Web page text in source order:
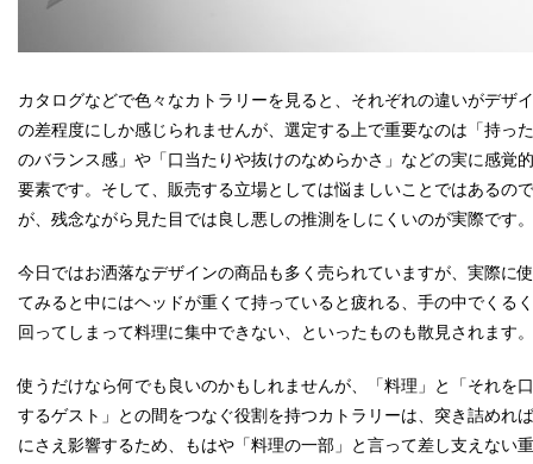
カタログなどで色々なカトラリーを見ると、それぞれの違いがデザ
の差程度にしか感じられませんが、選定する上で重要なのは「持っ
のバランス感」や「口当たりや抜けのなめらかさ」などの実に感覚
要素です。そして、販売する立場としては悩ましいことではあるの
が、残念ながら見た目では良し悪しの推測をしにくいのが実際です。
今日ではお洒落なデザインの商品も多く売られていますが、実際に
てみると中にはヘッドが重くて持っていると疲れる、手の中でくる
回ってしまって料理に集中できない、といったものも散見されます
使うだけなら何でも良いのかもしれませんが、「料理」と「それを
するゲスト」との間をつなぐ役割を持つカトラリーは、突き詰めれ
にさえ影響するため、もはや「料理の一部」と言って差し支えない